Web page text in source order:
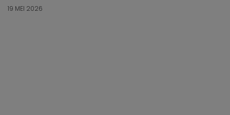
19 MEI 2026